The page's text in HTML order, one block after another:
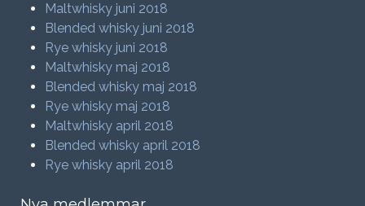
Maltwhisky juni 2018
Blended whisky juni 2018
Rye whisky juni 2018
Maltwhisky maj 2018
Blended whisky maj 2018
Rye whisky maj 2018
Maltwhisky april 2018
Blended whisky april 2018
Rye whisky april 2018